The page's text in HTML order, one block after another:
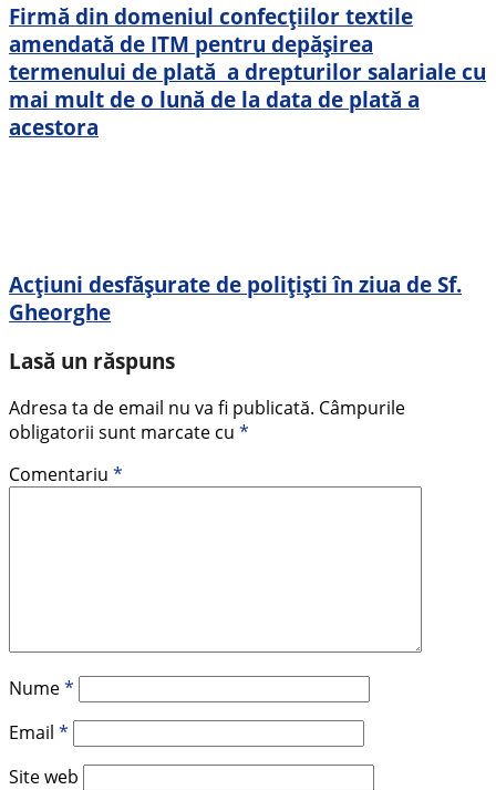
Firmă din domeniul confecțiilor textile
amendată de ITM pentru depăşirea
termenului de plată a drepturilor salariale cu
mai mult de o lună de la data de plată a
acestora
Acțiuni desfășurate de polițiști în ziua de Sf.
Gheorghe
Lasă un răspuns
Adresa ta de email nu va fi publicată. Câmpurile
obligatorii sunt marcate cu *
Comentariu *
Nume*
Email *
Site web